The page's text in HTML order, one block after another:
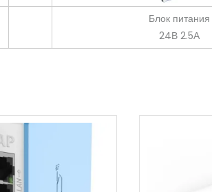
Блок питания
24В 2.5А